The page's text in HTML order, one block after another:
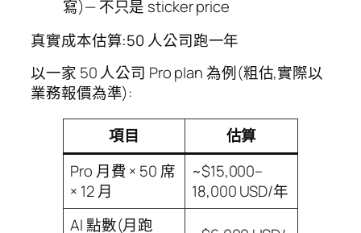
寫)— 不只是 sticker price
真實成本估算:50 人公司跑一年
以一家 50 人公司 Pro plan 為例(粗估,實際以
業務報價為準):
項目
估算
Pro 月費 × 50 席
× 12 月
~$15,000–
18,000 USD/年
AI 點數(月跑